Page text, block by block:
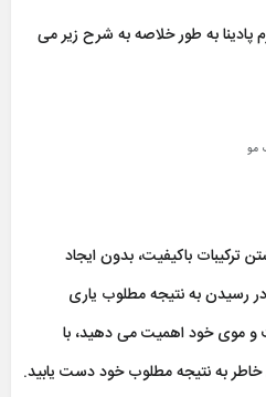
به طور خلاصه به شرح زیر می
مو
ترکیبات باکیفیت، بدون ایجاد
رسیدن به نتیجه مطلوب یاری
و موی خود اهمیت می دهید، با
خاطر به نتیجه مطلوب خود دست یابید.